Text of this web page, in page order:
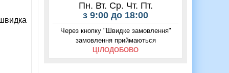
Пн. Вт. Ср. Чт. Пт.
з 9:00 до 18:00
Через кнопку "Швидке замовлення"
замовлення приймаються
ЦІЛОДОБОВО